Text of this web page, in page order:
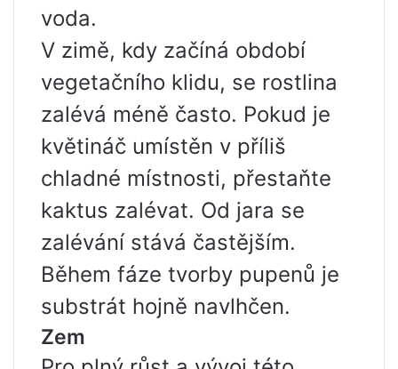
voda.
V zimě, kdy začíná období
vegetačního klidu, se rostlina
zalévá méně často. Pokud je
květináč umístěn v příliš
chladné místnosti, přestaňte
kaktus zalévat. Od jara se
zalévání stává častějším.
Během fáze tvorby pupenů je
substrát hojně navlhčen.
Zem